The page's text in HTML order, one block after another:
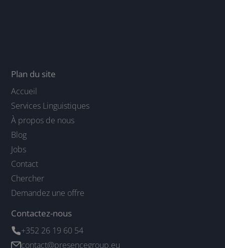
Plan du site
Accueil
Services Linguistiques
À propos de nous
Blog
Jobs
Contact
Chercher
Demandez une offre
Contactez-nous
+352 26 19 60 54
contact@presencegroup.eu